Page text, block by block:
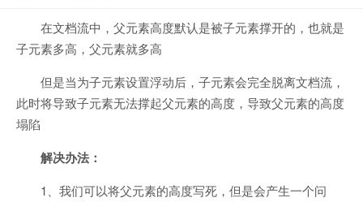
在文档流中，父元素高度默认是被子元素撑开的，也就是
子元素多高，父元素就多高
但是当为子元素设置浮动后，子元素会完全脱离文档流，
此时将导致子元素无法撑起父元素的高度，导致父元素的高度
塌陷
解决办法：
1、我们可以将父元素的高度写死，但是会产生一个问